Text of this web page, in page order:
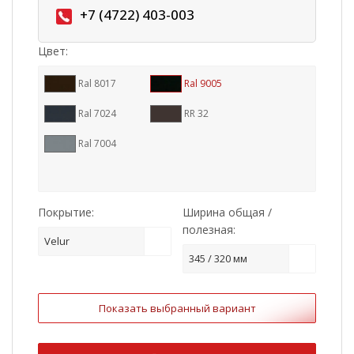
+7 (4722) 403-003
Цвет:
Ral 8017 Ral 9005
Ral 7024 RR 32
Ral 7004
Покрытие:
Velur
Ширина общая /
полезная:
345 / 320 мм
Показать выбранный вариант